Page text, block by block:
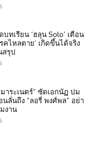
ทเรียน ‘ฮลุน Solo’ เตือน
คไหลตาย’ เกิดขึ้นได้จริง
สรุป
าระเนตร์” ซัดเอกนัฏ ปม
ลั่นถึง “ลอรี่ พงศ์พล” อย่า
งาน